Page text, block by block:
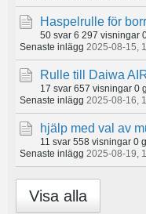
Haspelrulle för
50 svar 6 297 visningar
Senaste inlägg 2025-08-15,
Rulle till Daiwa
17 svar 657 visningar 0
Senaste inlägg 2025-08-16,
hjälp med val av
11 svar 558 visningar 0
Senaste inlägg 2025-08-19,
Visa alla